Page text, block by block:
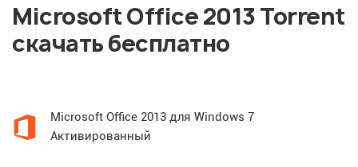
Microsoft Office 2013 Torrent
скачать бесплатно
Microsoft Office 2013 для Windows 7
Активированный